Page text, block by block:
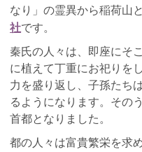
なり」の霊異から稲荷山
社です。
秦氏の人々は、即座にそ
に植えて丁重にお祀りを
力を盛り返し、子孫たち
るようになります。その
首都となりました。
都の人々は富貴繁栄を求